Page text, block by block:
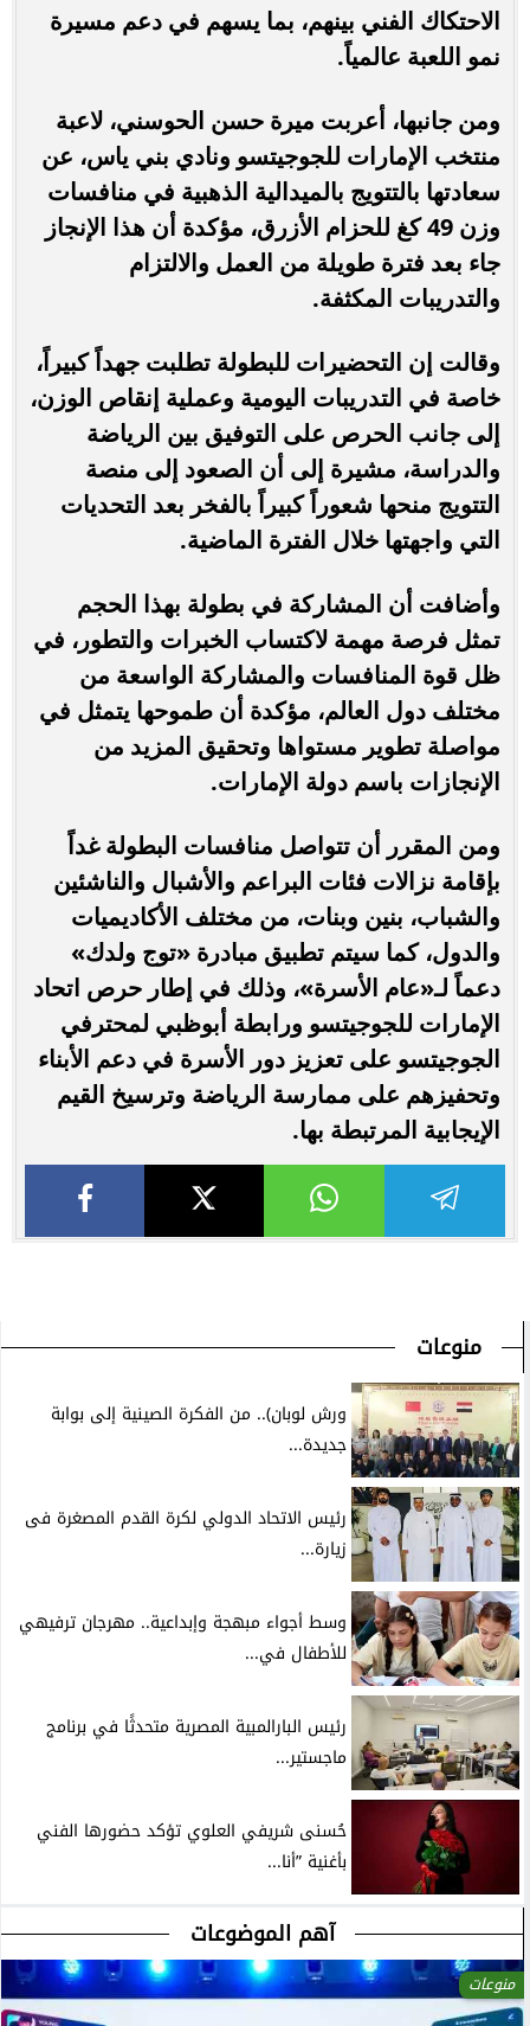
الاحتكاك الفني بينهم، بما يسهم في دعم مسيرة
نمو اللعبة عالمياً.
ومن جانبها، أعربت ميرة حسن الحوسني، لاعبة
منتخب الإمارات للجوجيتسو ونادي بني ياس، عن
سعادتها بالتتويج بالميدالية الذهبية في منافسات
وزن 49 كغ للحزام الأزرق، مؤكدة أن هذا الإنجاز
جاء بعد فترة طويلة من العمل والالتزام
والتدريبات المكثفة.
وقالت إن التحضيرات للبطولة تطلبت جهداً كبيراً،
خاصة في التدريبات اليومية وعملية إنقاص الوزن،
إلى جانب الحرص على التوفيق بين الرياضة
والدراسة، مشيرة إلى أن الصعود إلى منصة
التتويج منحها شعوراً كبيراً بالفخر بعد التحديات
التي واجهتها خلال الفترة الماضية.
وأضافت أن المشاركة في بطولة بهذا الحجم
تمثل فرصة مهمة لاكتساب الخبرات والتطور، في
ظل قوة المنافسات والمشاركة الواسعة من
مختلف دول العالم، مؤكدة أن طموحها يتمثل في
مواصلة تطوير مستواها وتحقيق المزيد من
الإنجازات باسم دولة الإمارات.
ومن المقرر أن تتواصل منافسات البطولة غداً
بإقامة نزالات فئات البراعم والأشبال والناشئين
والشباب، بنين وبنات، من مختلف الأكاديميات
والدول، كما سيتم تطبيق مبادرة «توج ولدك»
دعماً لـ«عام الأسرة»، وذلك في إطار حرص اتحاد
الإمارات للجوجيتسو ورابطة أبوظبي لمحترفي
الجوجيتسو على تعزيز دور الأسرة في دعم الأبناء
وتحفيزهم على ممارسة الرياضة وترسيخ القيم
الإيجابية المرتبطة بها.
منوعات
ورش لوبان).. من الفكرة الصينية إلى بوابة
جديدة...
رئيس الاتحاد الدولي لكرة القدم المصغرة فى
زيارة...
وسط أجواء مبهجة وإبداعية.. مهرجان ترفيهي
للأطفال في...
رئيس البارالمبية المصرية متحدثًا في برنامج
ماجستير...
حُسنى شريفي العلوي تؤكد حضورها الفني
بأغنية ”أنا...
آهم الموضوعات
منوعات